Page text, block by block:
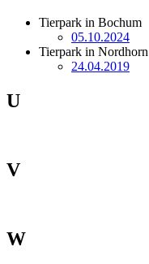
Tierpark in Bochum
05.10.2024
Tierpark in Nordhorn
24.04.2019
U
V
W